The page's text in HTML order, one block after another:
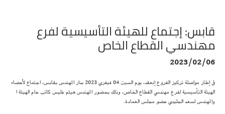
قابس: إجتماع للهيئة التأسيسية لفرع
مهندسي القطاع الخاص
2023/02/06
في إطار مواصلة تركيز الفروع إنعقد، يوم السبت 04 فيفري 2023 بدار المهندس بقابس، اجتماع لأعضاء
الهيئة التأسيسية لفرع مهندسي القطاع الخاص، وذلك بحضور المهندس هيثم غليس كاتب عام الهيئة ا
والمهندس لسعد الجليدي عضو مجلس العمادة.